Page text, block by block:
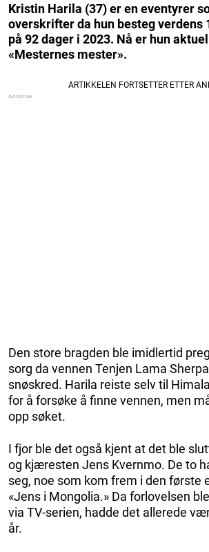
Kristin Harila (37) er en eventyrer
overskrifter da hun besteg verdens
på 92 dager i 2023. Nå er hun
«Mesternes mester».
Den store bragden ble imidlertid
sorg da vennen Tenjen Lama
snøskred. Harila reiste selv til
for å forsøke å finne vennen, men
opp søket.
I fjor ble det også kjent at det ble
og kjæresten Jens Kvernmo. De to
seg, noe som kom frem i den første
«Jens i Mongolia.» Da forlovelsen
via TV-serien, hadde det allerede
år.